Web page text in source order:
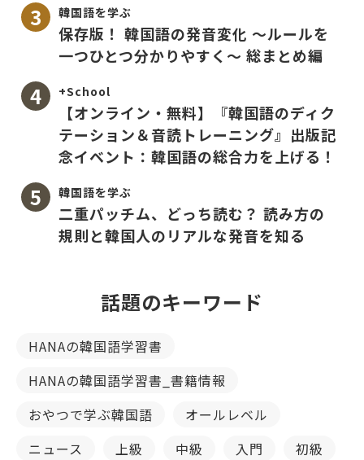
韓国語を学ぶ
保存版！ 韓国語の発音変化 〜ルールを
一つひとつ分かりやすく〜 総まとめ編
+School
【オンライン・無料】『韓国語のディク
テーション＆音読トレーニング』出版記
念イベント：韓国語の総合力を上げる！
韓国語を学ぶ
二重パッチム、どっち読む？ 読み方の
規則と韓国人のリアルな発音を知る
話題のキーワード
HANAの韓国語学習書
HANAの韓国語学習書_書籍情報
おやつで学ぶ韓国語
オールレベル
ニュース
上級 中級 入門 初級